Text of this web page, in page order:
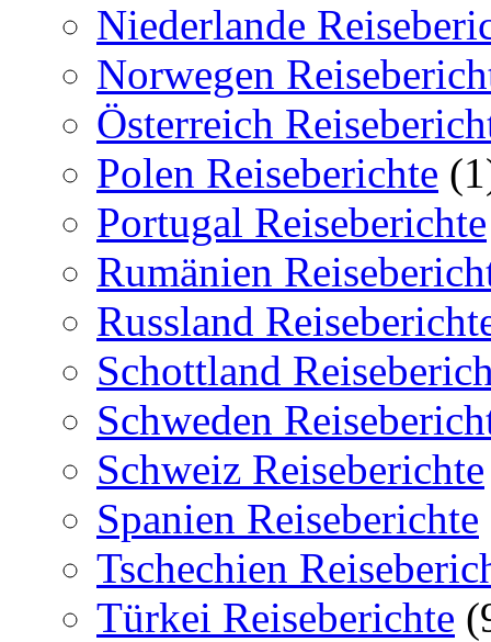
Niederlande
Norwegen
Österreich
Polen Reiseberichte
Portugal Reiseberichte
Rumänien
Russland
Schottland
Schweden
Schweiz Reiseberichte
Spanien Reiseberichte
Tschechien
Türkei Reiseberichte